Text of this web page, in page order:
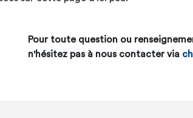
Pour toute question ou
n'hésitez pas à nous contacter via